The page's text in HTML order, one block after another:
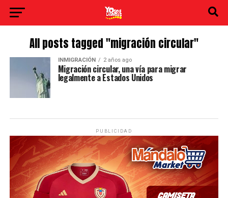
All posts tagged "migración circular"
INMIGRACIÓN 2 años ago
Migración circular, una vía para migrar
legalmente a Estados Unidos
PUBLICIDAD